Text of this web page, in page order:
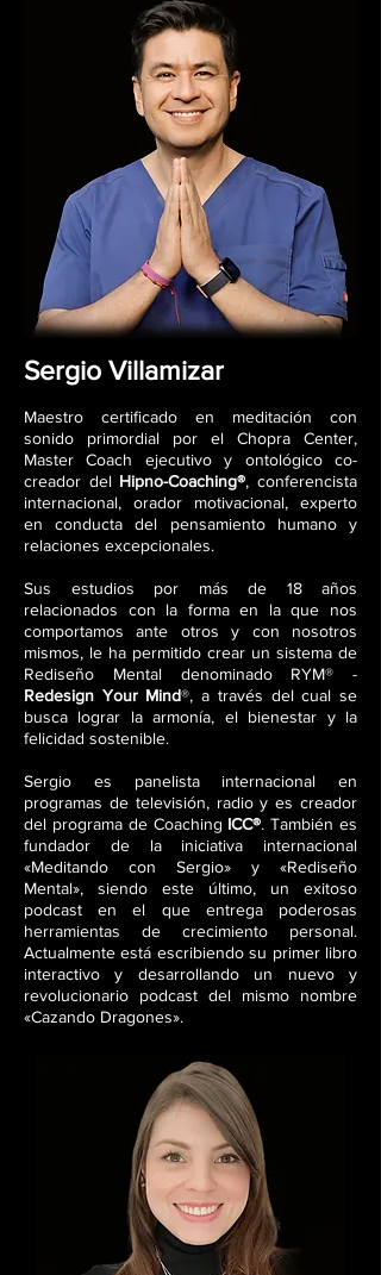
Sergio Villamizar
Maestro certificado en meditación con
sonido primordial por el Chopra Center,
Master Coach ejecutivo y ontológico co-
creador del Hipno-Coaching®, conferencista
internacional, orador motivacional, experto
en conducta del pensamiento humano y
relaciones excepcionales.
Sus estudios por más de 18 años
relacionados con la forma en la que nos
comportamos ante otros y con nosotros
mismos, le ha permitido crear un sistema de
Rediseño Mental denominado RYM® -
Redesign Your Mind®, a través del cual se
busca lograr la armonía, el bienestar y la
felicidad sostenible.
Sergio es panelista internacional en
programas de televisión, radio y es creador
del programa de Coaching ICC®. También es
fundador de la iniciativa internacional
«Meditando con Sergio» y «Rediseño
Mental», siendo este último, un exitoso
podcast en el que entrega poderosas
herramientas de crecimiento personal.
Actualmente está escribiendo su primer libro
interactivo y desarrollando un nuevo y
revolucionario podcast del mismo nombre
«Cazando Dragones».